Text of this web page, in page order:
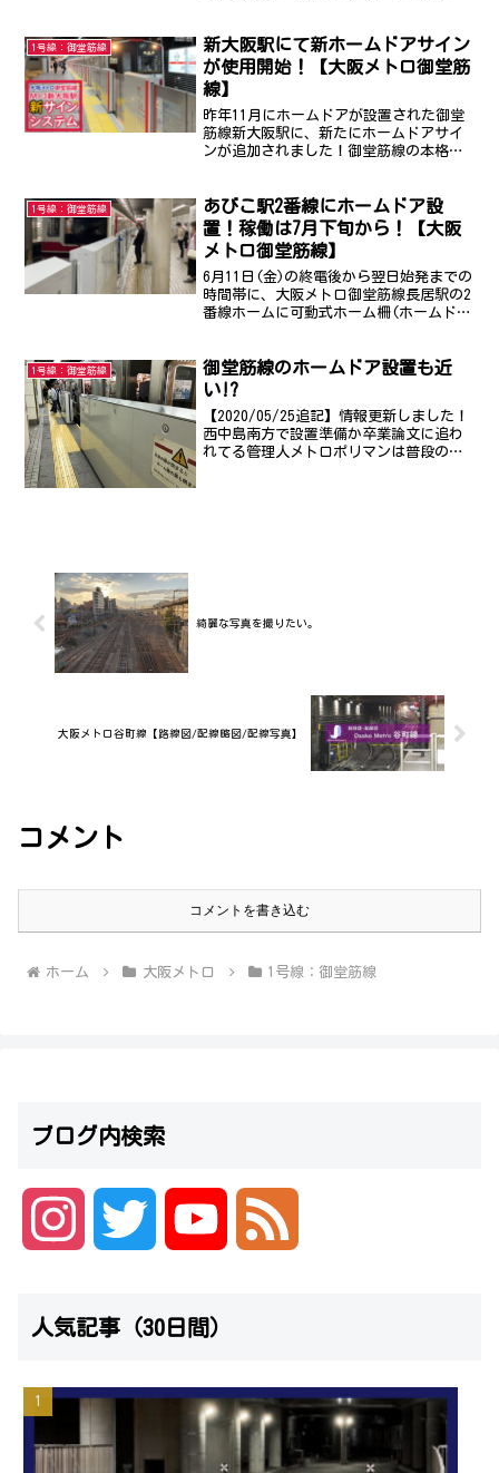
駅にホームドアを設置する計画の一環
で、御堂筋線で...
1号線：御堂筋線
新大阪駅にて新ホームドアサイン
が使用開始！【大阪メトロ御堂筋
線】
昨年11月にホームドアが設置された御堂
筋線新大阪駅に、新たにホームドアサイ
ンが追加されました！御堂筋線の本格的
駅と新大阪駅のどちらが先かは確認でき
ていません。)新大阪...
1号線：御堂筋線
あびこ駅2番線にホームドア設
置！稼働は7月下旬から！【大阪
メトロ御堂筋線】
6月11日(金)の終電後から翌日始発までの
時間帯に、大阪メトロ御堂筋線長居駅の2
番線ホームに可動式ホーム柵(ホームド
ームドアを設置する計画の一環で、御堂
筋線では1...
1号線：御堂筋線
御堂筋線のホームドア設置も近
い!?
【2020/05/25追記】情報更新しました！
西中島南方で設置準備か卒業論文に追わ
れてる管理人メトロポリマンは普段の通
綺麗な写真を撮りたい。
大阪メトロ谷町線【路線図/配線略図/配線写真】
コメント
コメントを書き込む
ホーム 大阪メトロ 1号線：御堂筋線
ブログ内検索
t T
u
d
人気記事（30日間）